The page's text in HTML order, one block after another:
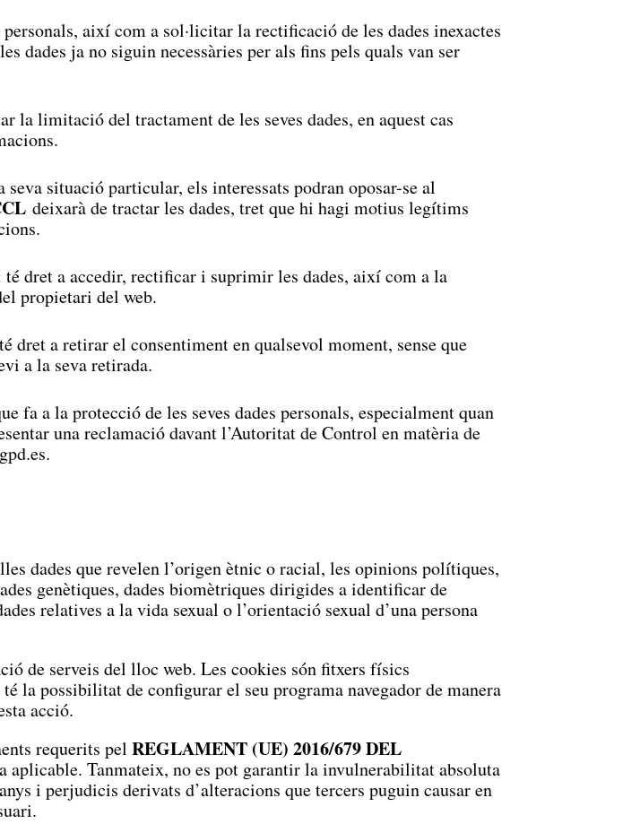
així com a sol·licitar la rectificació de les dades inexactes
dades ja no siguin necessàries per als fins pels quals van ser
la limitació del tractament de les seves dades, en aquest cas
situació particular, els interessats podran oposar-se al
deixarà de tractar les dades, tret que hi hagi motius legítims
dret a accedir, rectificar i suprimir les dades, així com a la
propietari del web.
dret a retirar el consentiment en qualsevol moment, sense que
a la seva retirada.
fa a la protecció de les seves dades personals, especialment quan
una reclamació davant l’Autoritat de Control en matèria de
.
dades que revelen l’origen ètnic o racial, les opinions polítiques,
genètiques, dades biomètriques dirigides a identificar de
relatives a la vida sexual o l’orientació sexual d’una persona
de serveis del lloc web. Les cookies són fitxers físics
la possibilitat de configurar el seu programa navegador de manera
acció.
requerits pelREGLAMENT (UE) 2016/679 DEL
aplicable. Tanmateix, no es pot garantir la invulnerabilitat absoluta
i perjudicis derivats d’alteracions que tercers puguin causar en